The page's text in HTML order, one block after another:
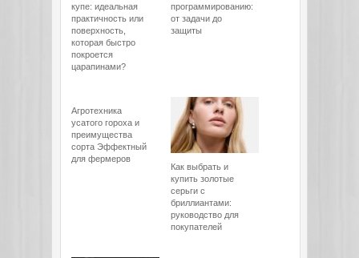
купе: идеальная
практичность или
поверхность,
которая быстро
покроется
царапинами?
программированию:
от задачи до
защиты
Агротехника
усатого гороха и
преимущества
сорта Эффектный
для фермеров
Как выбрать и
купить золотые
серьги с
бриллиантами:
руководство для
покупателей